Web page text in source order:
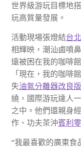
世界級游玩目標地
玩高質量發展。
活動現場張燈結台
相輝映，潮汕鹵噴
遠被困在我的咖啡
「現在，我的咖啡
失油氣分離器改良版
繞，國際游玩達人
之中。他們還親身
作、功夫茶沖賓利
“我最喜歡的廣東食